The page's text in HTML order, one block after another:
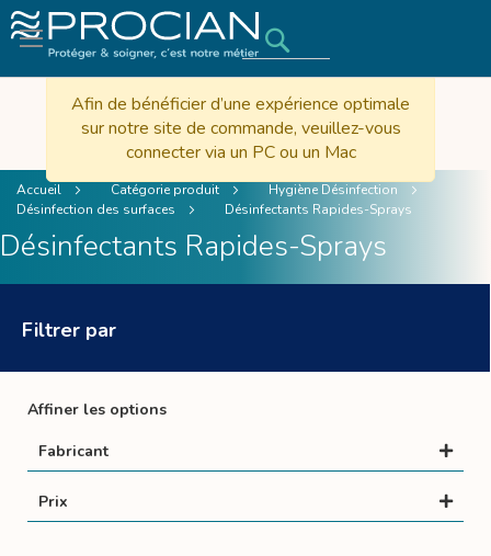
Afin de bénéficier d’une expérience optimale
sur notre site de commande, veuillez-vous
connecter via un PC ou un Mac
Accueil Catégorie produit
Hygiène Désinfection
Désinfection des surfaces
Désinfectants Rapides-Sprays
Désinfectants Rapides-Sprays
Filtrer par
Affiner les options
Fabricant
Prix